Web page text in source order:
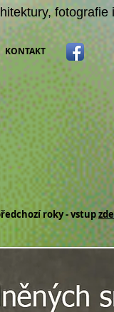
,fotografie
KONTAKT
roky - vstupzde